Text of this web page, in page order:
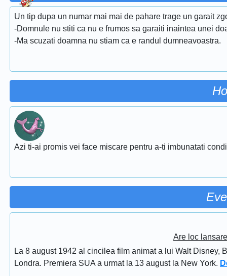
Un tip dupa un numar mai mai de pahare trage un garait
-Domnule nu stiti ca nu e frumos sa garaiti inaintea unei
-Ma scuzati doamna nu stiam ca e randul dumneavoastra.
Azi ti-ai promis vei face miscare pentru a-ti imbunatati
Are loc
La 8 august 1942 al cincilea film animat a lui Walt
Londra. Premiera SUA a urmat la 13 august la New York.